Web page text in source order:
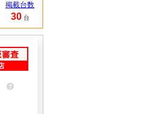
掲載台数
30 台
？